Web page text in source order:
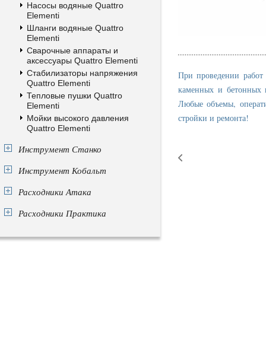
Насосы водяные Quattro
Elementi
Шланги водяные Quattro
Elementi
Сварочные аппараты и
аксессуары Quattro Elementi
Стабилизаторы напряжения
Quattro Elementi
Тепловые пушки Quattro
Elementi
Мойки высокого давления
Quattro Elementi
Инструмент Станко
Инструмент Кобальт
Расходники Атака
Расходники Практика
При проведении
каменных и бетонных
Любые объемы,
стройки и ремонта!